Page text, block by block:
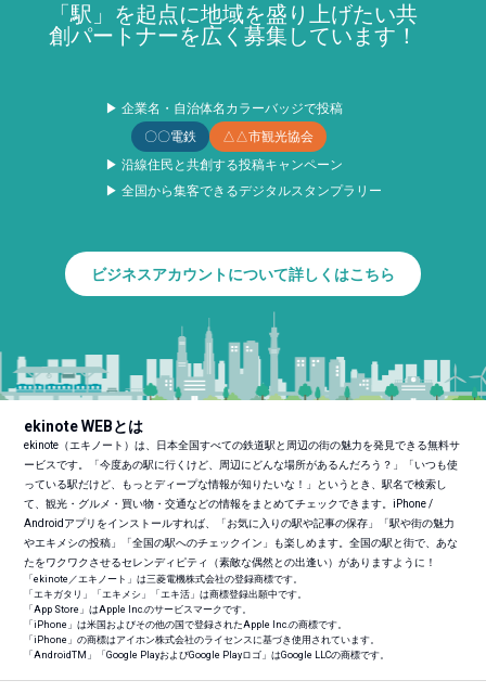
「駅」を起点に地域を盛り上げたい共
創パートナーを広く募集しています！
▶ 企業名・自治体名カラーバッジで投稿
〇〇電鉄
△△市観光協会
▶ 沿線住民と共創する投稿キャンペーン
▶ 全国から集客できるデジタルスタンプラリー
ビジネスアカウントについて詳しくはこちら
ekinote WEBとは
ekinote（エキノート）は、日本全国すべての鉄道駅と周辺の街の魅力を発見できる無料サ
ービスです。「今度あの駅に行くけど、周辺にどんな場所があるんだろう？」「いつも使
っている駅だけど、もっとディープな情報が知りたいな！」というとき、駅名で検索し
て、観光・グルメ・買い物・交通などの情報をまとめてチェックできます。iPhone /
Androidアプリをインストールすれば、「お気に入りの駅や記事の保存」「駅や街の魅力
やエキメシの投稿」「全国の駅へのチェックイン」も楽しめます。全国の駅と街で、あな
たをワクワクさせるセレンディピティ（素敵な偶然との出逢い）がありますように！
「ekinote／エキノート」は三菱電機株式会社の登録商標です。
「エキガタリ」「エキメシ」「エキ活」は商標登録出願中です。
「App Store」はApple Inc.のサービスマークです。
「iPhone」は米国およびその他の国で登録されたApple Inc.の商標です。
「iPhone」の商標はアイホン株式会社のライセンスに基づき使用されています。
「AndroidTM 」「Google PlayおよびGoogle Playロゴ」はGoogle LLCの商標です。